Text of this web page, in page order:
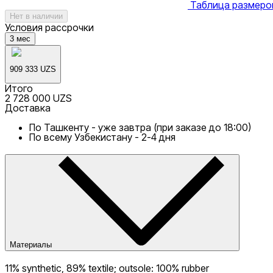
Таблица
Нет в наличии
Условия рассрочки
3 мес
909 333 UZS
Итого
2 728 000 UZS
Доставка
По Ташкенту - уже завтра (при заказе до 18:00)
По всему Узбекистану - 2-4 дня
Материалы
11% synthetic, 89% textile; outsole: 100% rubber